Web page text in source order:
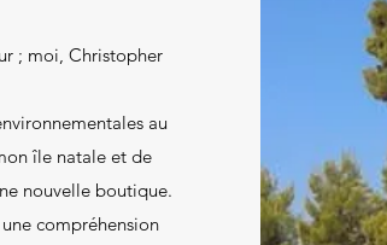
; moi, Christopher
au
île natale et de
nouvelle boutique.
compréhension